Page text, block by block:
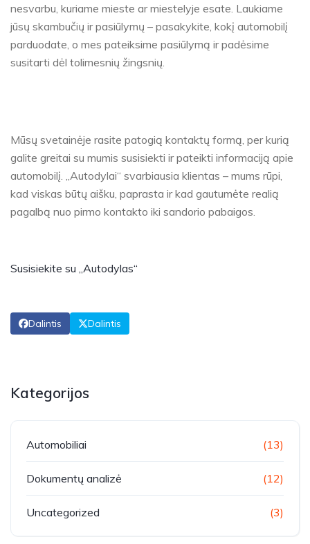
nesvarbu, kuriame mieste ar miestelyje esate. Laukiame
jūsų skambučių ir pasiūlymų – pasakykite, kokį automobilį
parduodate, o mes pateiksime pasiūlymą ir padėsime
susitarti dėl tolimesnių žingsnių.
Mūsų svetainėje rasite patogią kontaktų formą, per kurią
galite greitai su mumis susisiekti ir pateikti informaciją apie
automobilį. „Autodylai“ svarbiausia klientas – mums rūpi,
kad viskas būtų aišku, paprasta ir kad gautumėte realią
pagalbą nuo pirmo kontakto iki sandorio pabaigos.
Susisiekite su „Autodylas“
Dalintis Dalintis
Kategorijos
Automobiliai (13)
Dokumentų analizė (12)
Uncategorized (3)